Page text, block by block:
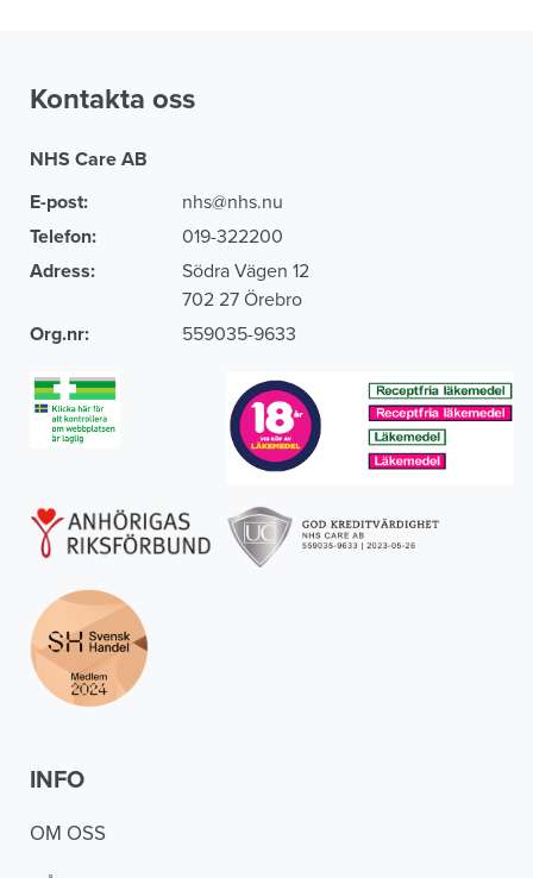
Kontakta oss
NHS Care AB
E-post:
nhs@nhs.nu
Telefon:
019-322200
Adress:
Södra Vägen 12
702 27 Örebro
Org.nr:
559035-9633
INFO
OM OSS